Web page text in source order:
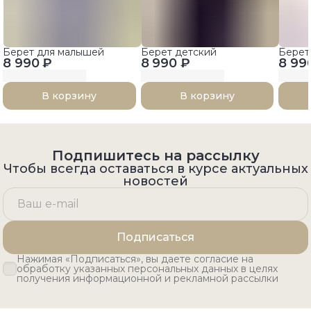
8 990 ₽
Берет для малышей
В корзину
8 990 ₽
Берет детский
В корзину
8
Подпишитесь на рассылку
Чтобы всегда оставаться в курсе актуальных
новостей
Подписаться
Нажимая «Подписаться», вы даете согласие на
обработку указанных персональных данных в целях
получения информационной и рекламной рассылки